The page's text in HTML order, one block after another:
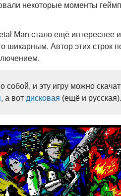
некоторые моменты
Man стало ещё интереснее
шикарным. Автор этих строк
собой, и эту игру можно
, а вот дисковая (ещё и русская).